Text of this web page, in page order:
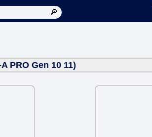
PRO Gen 10 11)